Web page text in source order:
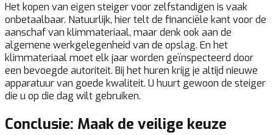
Het kopen van eigen steiger voor zelfstandigen is vaak
onbetaalbaar. Natuurlijk, hier telt de financiële kant voor de
aanschaf van klimmateriaal, maar denk ook aan de
algemene werkgelegenheid van de opslag. En het
klimmateriaal moet elk jaar worden geïnspecteerd door
een bevoegde autoriteit. Bij het huren krijg je altijd nieuwe
apparatuur van goede kwaliteit. U huurt gewoon de steiger
die u op die dag wilt gebruiken.
Conclusie: Maak de veilige keuze